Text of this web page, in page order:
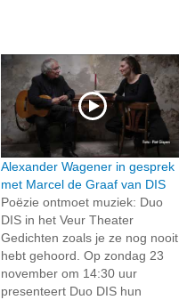
Alexander Wagener in gesprek
met Marcel de Graaf van DIS
Poëzie ontmoet muziek: Duo
DIS in het Veur Theater
Gedichten zoals je ze nog nooit
hebt gehoord. Op zondag 23
november om 14:30 uur
presenteert Duo DIS hun